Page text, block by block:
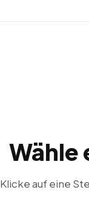
Wähle
Klicke auf eine